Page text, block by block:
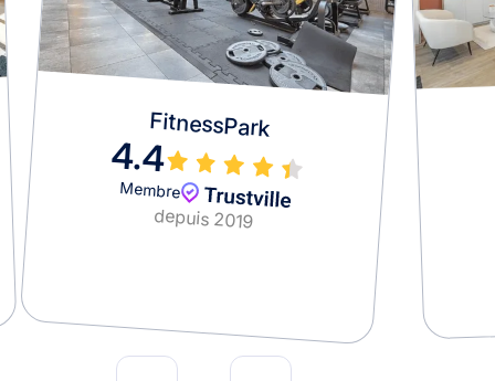
FitnessPark
4.4
Membre
depuis 2019
Slide 2 of 49.